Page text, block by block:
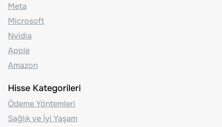
Meta
Microsoft
Nvidia
Apple
Amazon
Hisse Kategorileri
Ödeme Yöntemleri
Sağlık ve İyi Yaşam